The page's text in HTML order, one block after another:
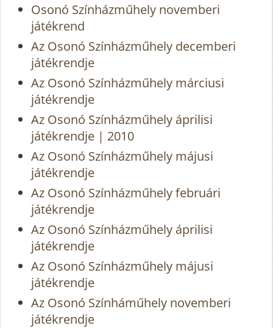
Osonó Színházműhely novemberi
játékrend
Az Osonó Színházműhely decemberi
játékrendje
Az Osonó Színházműhely márciusi
játékrendje
Az Osonó Színházműhely áprilisi
játékrendje | 2010
Az Osonó Színházműhely májusi
játékrendje
Az Osonó Színházműhely februári
játékrendje
Az Osonó Színházműhely áprilisi
játékrendje
Az Osonó Színházműhely májusi
játékrendje
Az Osonó Színháműhely novemberi
játékrendje